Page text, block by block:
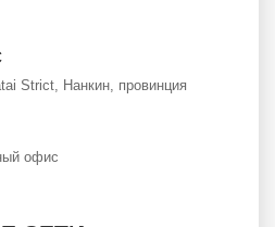
Strict, Нанкин, провинция
офис